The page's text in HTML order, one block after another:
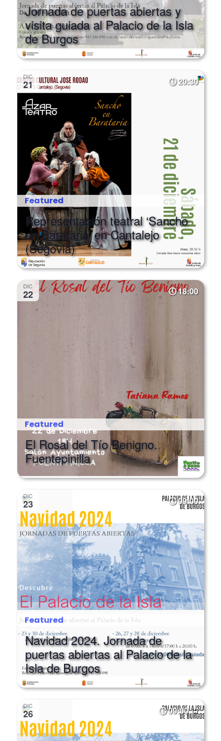
visita guiada al Palacio de la Isla
de Burgos
DIC
Featured
Representación teatral ‘Sancho
en Barataria’ en Cantalejo
(Segovia)
DIC
22 18:00
El Rosal del Tío Benigno.
Fuentepinilla
DIC
Featured
Navidad 2024. Jornada de
puertas abiertas al Palacio de la
Isla de Burgos
DIC